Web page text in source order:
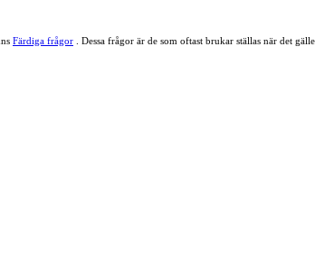
Färdiga frågor . Dessa frågor är de som oftast brukar ställas när det